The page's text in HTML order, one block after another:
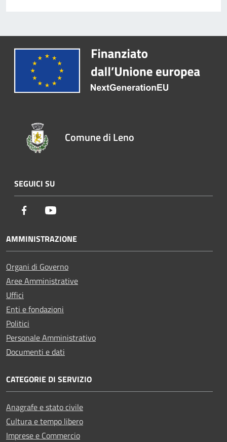
Comune di Leno
SEGUICI SU
Facebook
AMMINISTRAZIONE
Organi di Governo
Aree Amministrative
Uffici
Enti e fondazioni
Politici
Personale Amministrativo
Documenti e dati
CATEGORIE DI SERVIZIO
Anagrafe e stato civile
Cultura e tempo libero
Imprese e Commercio